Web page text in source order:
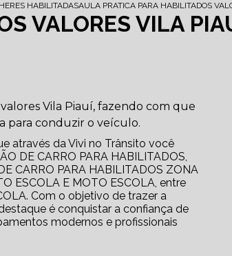
HABILITADASAULA PRATICA PARA HABILITADOS
VALORES VILA
Vila Piauí, fazendo com que
para conduzir o veículo.
através da Vivi no Trânsito você
DE CARRO PARA HABILITADOS,
CARRO PARA HABILITADOS ZONA
ESCOLA E MOTO ESCOLA, entre
Com o objetivo de trazer a
é conquistar a confiança de
modernos e profissionais